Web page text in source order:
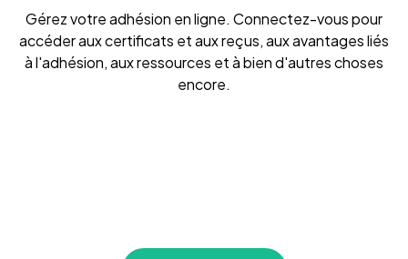
Gérez votre adhésion en ligne. Connectez-vous pour
accéder aux certificats et aux reçus, aux avantages liés
à l'adhésion, aux ressources et à bien d'autres choses
encore.